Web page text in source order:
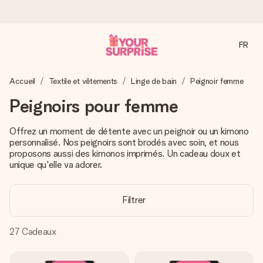
Nous préparons votre cadeau avec attention et l’envoyons
quand cela compte le plus.
4,9 (sur la base de +15 000 avis)
une note de 4,9 sur Google Reviews (total de tous les
pays où nous sommes présents).
FR
Accueil Textile et vêtements Linge de bain Peignoir femme
Peignoirs pour femme
Offrez un moment de détente avec un peignoir ou un kimono
personnalisé. Nos peignoirs sont brodés avec soin, et nous
proposons aussi des kimonos imprimés. Un cadeau doux et
unique qu'elle va adorer.
Filtrer
27 Cadeaux